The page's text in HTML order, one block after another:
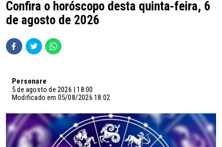
Confira o horóscopo desta quinta-feira, 6
de agosto de 2026
Personare
5 de agosto de 2026 | 18:00
Modificado em 05/08/2026 18:02